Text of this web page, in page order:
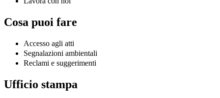
Cosa puoi fare
Accesso agli atti
Segnalazioni ambientali
Reclami e suggerimenti
Ufficio stampa